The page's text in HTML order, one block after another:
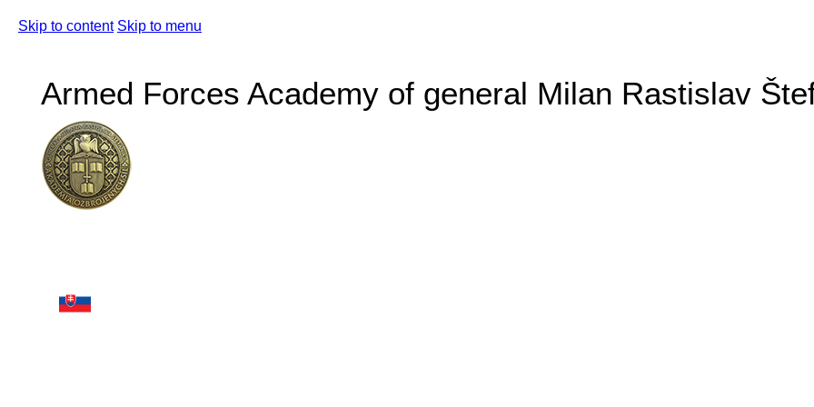
Skip to content Skip to menu
Armed Forces Academy of general Milan Rastislav